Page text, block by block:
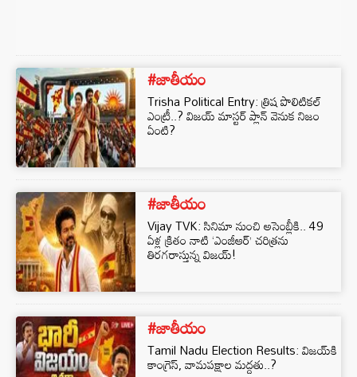
#జాతీయం
Trisha Political Entry: త్రిష పొలిటికల్‌
ఎంట్రీ..? విజయ్ మాస్టర్ ప్లాన్ వెనుక నిజం
ఏంటి?
#జాతీయం
Vijay TVK: సినిమా నుంచి అసెంబ్లీకి.. 49
ఏళ్ల క్రితం నాటి ‘ఎంజీఆర్’ చరిత్రను
తిరగరాస్తున్న విజయ్!
#జాతీయం
Tamil Nadu Election Results: విజయ్‌కి
కాంగ్రెస్, వామపక్షాల మద్దతు..?